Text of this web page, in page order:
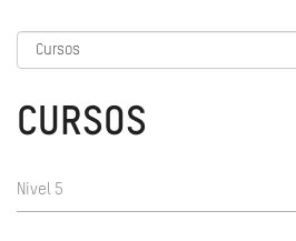
CURSOS
Nivel 5